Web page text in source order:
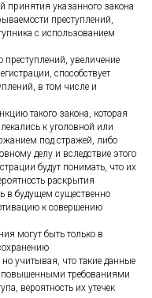
принятия указанного закона
преступлений,
с использованием
увеличение
способствует
в том числе и
такого закона, которая
к уголовной или
под стражей, либо
делу и вследствие этого
будут понимать, что их
раскрытия
в будущем существенно
к совершению
могут быть только в
учитывая, что такие данные
повышенными требованиями
вероятность их утечек